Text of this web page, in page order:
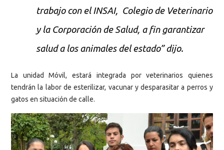
trabajo con el INSAI, Colegio de Veterinario
y la Corporación de Salud, a fin garantizar
salud a los animales del estado” dijo.
La unidad Móvil, estará integrada por veterinarios quienes
tendrán la labor de esterilizar, vacunar y desparasitar a perros y
gatos en situación de calle.